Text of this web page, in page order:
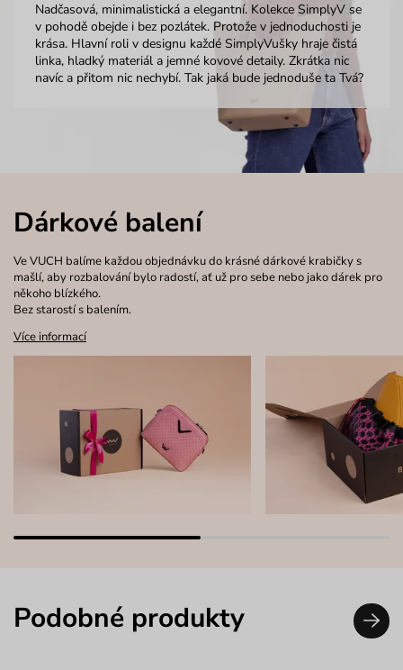
Nadčasová, minimalistická a elegantní. Kolekce SimplyV se
v pohodě obejde i bez pozlátek. Protože v jednoduchosti je
krása. Hlavní roli v designu každé SimplyVušky hraje čistá
linka, hladký materiál a jemné kovové detaily. Zkrátka nic
navíc a přitom nic nechybí. Tak jaká bude jednoduše ta Tvá?
Dárkové balení
Ve VUCH balíme každou objednávku do krásné dárkové krabičky s
mašlí, aby rozbalování bylo radostí, ať už pro sebe nebo jako dárek pro
někoho blízkého.
Bez starostí s balením.
Více informací
Podobné produkty